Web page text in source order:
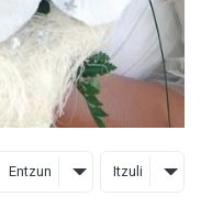
Entzun Itzuli